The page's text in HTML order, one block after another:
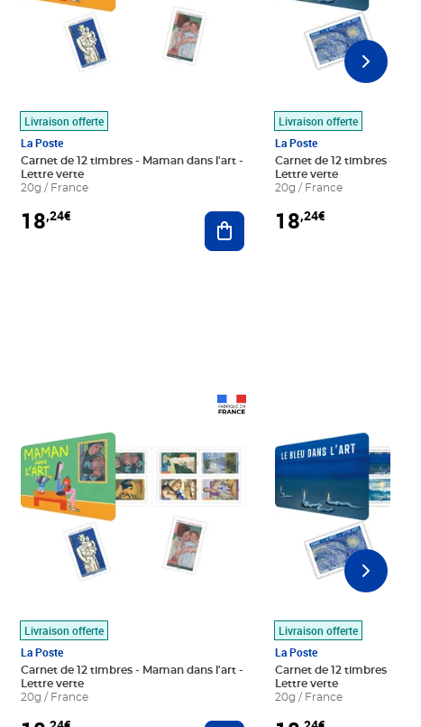
au panier
Livraison offerte
La Poste
Carnet de 12 timbres - Maman dans l'art -
Lettre verte
20g / France
18,24€ Ajouter au panier
Livraison offerte
La Poste
Carnet de 12 timbres - Le
Lettre verte
20g / France
18,24€
Livraison offerte
La Poste
Carnet de 12 timbres - Maman dans l'art -
Lettre verte
20g / France
Livraison offerte
La Poste
Carnet de 12 timbres - Le
Lettre verte
20g / France